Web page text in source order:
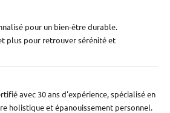
pour un bien-être durable.
plus pour retrouver sérénité et
avec 30 ans d'expérience, spécialisé en
holistique et épanouissement personnel.